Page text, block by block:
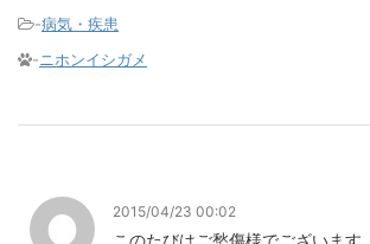
-病気・疾患
-ニホンイシガメ
2015/04/23 00:02